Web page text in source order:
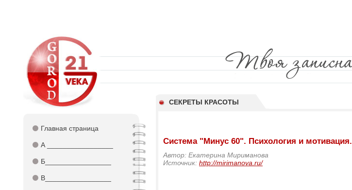
СЕКРЕТЫ КРАСОТЫ
⚫ Главная страница
⚫ А _________________
⚫ Б_________________
⚫ В_________________
Система "Минус 60". Психология и мотивация.
Автор: Екатерина Мириманова
Источник: http://mirimanova.ru/